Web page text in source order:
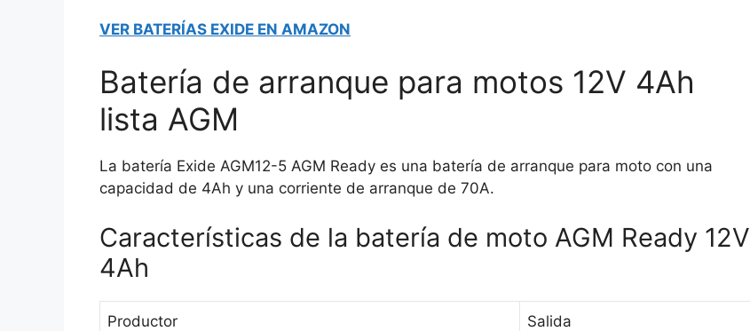
VER BATERÍAS EXIDE EN AMAZON
Batería de arranque para motos 12V 4Ah
lista AGM
La batería Exide AGM12-5 AGM Ready es una batería de arranque para moto con una
capacidad de 4Ah y una corriente de arranque de 70A.
Características de la batería de moto AGM Ready 12V
4Ah
Productor Salida